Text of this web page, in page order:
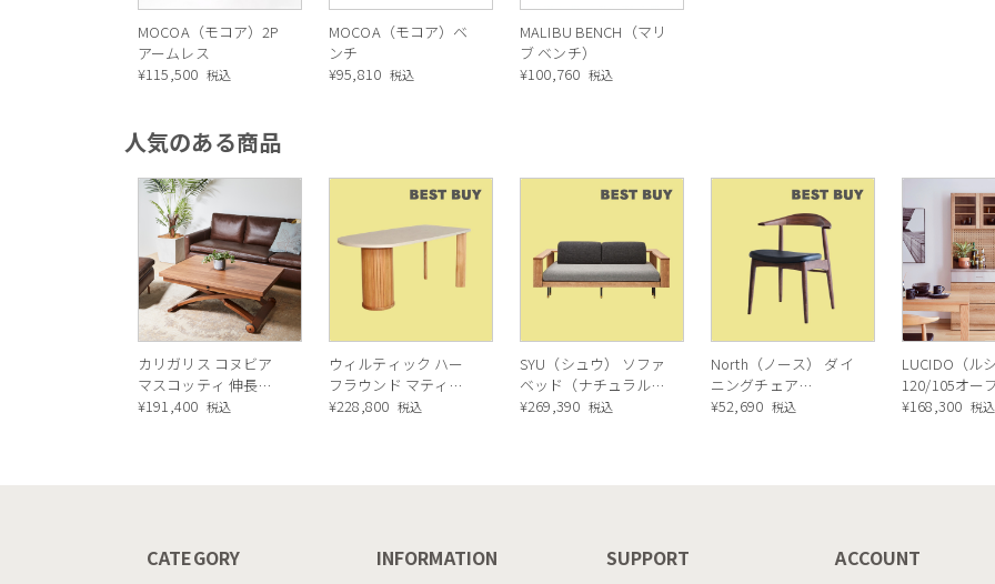
デザイナーは工業デザインチームのBusetti Garuti Redaelli（ブセッティ/ガルティ/レダエリ）。2008年よりホー
を一緒にデザインしているManuela Busetti、Andrea Garuti、 そして Matteo Redaelli の3人。新しいものと伝統
新的な物を開発し、多数の賞を受賞し国際的にも評価されているデザイナー。エレガントと懐かしさが共存
張地×脚部は4種類のカラーバリエーション
「張地のカラーバリエーションは、S7E (ピンク)とS0H(フォレストグリーン)の2種類。脚部はP15 MATT BLACK（
種類なので全部でバリエーションは4タイプ。S7E（ピンク）はゴムの木やヤシの木の葉を思わせる南国リゾート
MOCOA（モコア）2P
アームレス
¥115,500 税込
MOCOA（モコア）ベ
ンチ
¥95,810 税込
MALIBU BENCH（マリ
ブ ベンチ）
¥100,760 税込
人気のある商品
カリガリス コヌビア
マスコッティ 伸長・
昇降式テーブル ／
¥191,400 税込
ウィルティック ハー
フラウンド マティエ
ラ塗装 ダイニングテ
¥228,800 税込
SYU（シュウ） ソファ
ベッド（ナチュラル）
190cm
¥269,390 税込
North（ノース） ダイ
ニングチェア
AC02（ウォールナッ
¥52,690 税込
LUCIDO（ル
120/105オー
ニングボード
¥168,300 税込
CATEGORY INFORMATION SUPPORT ACCOUNT